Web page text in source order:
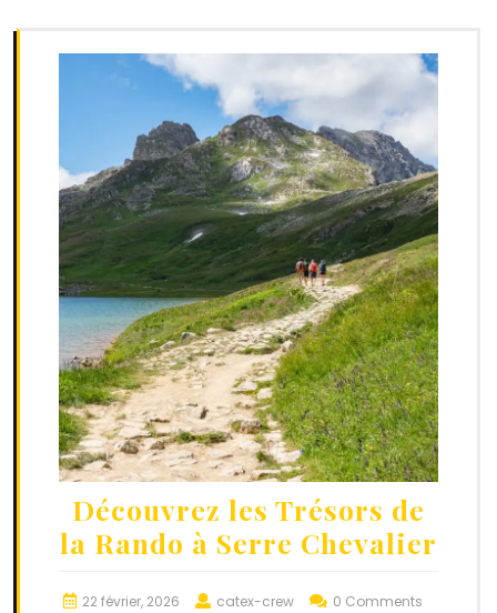
Découvrez les Trésors de
la Rando à Serre Chevalier
22 février, 2026 catex-crew
0 Comments